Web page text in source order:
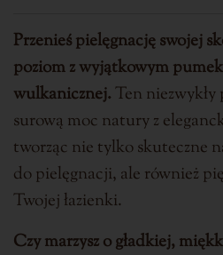
Przenieś pielęgnację swojej
poziom z wyjątkowym
wulkanicznej.Ten niezwykły
surową moc natury z
tworząc nie tylko skuteczne
do pielęgnacji, ale również
Twojej łazienki.
Czy marzysz o gładkiej,